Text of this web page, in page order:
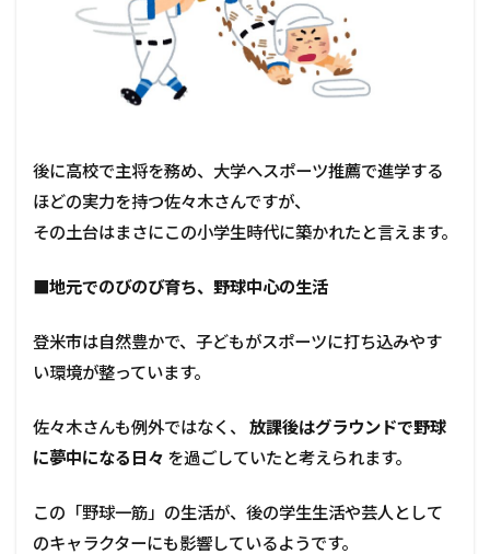
後に高校で主将を務め、大学へスポーツ推薦で進学する
ほどの実力を持つ佐々木さんですが、
その土台はまさにこの小学生時代に築かれたと言えます。
■地元でのびのび育ち、野球中心の生活
登米市は自然豊かで、子どもがスポーツに打ち込みやす
い環境が整っています。
佐々木さんも例外ではなく、 放課後はグラウンドで野球
に夢中になる日々 を過ごしていたと考えられます。
この「野球一筋」の生活が、後の学生生活や芸人として
のキャラクターにも影響しているようです。